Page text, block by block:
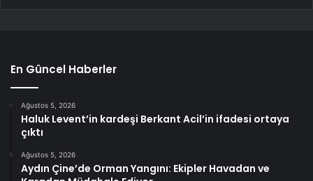
En Güncel Haberler
Ağustos 5, 2026
Haluk Levent’in kardeşi Berkant Acil’in ifadesi ortaya
çıktı
Ağustos 5, 2026
Aydın Çine’de Orman Yangını: Ekipler Havadan ve